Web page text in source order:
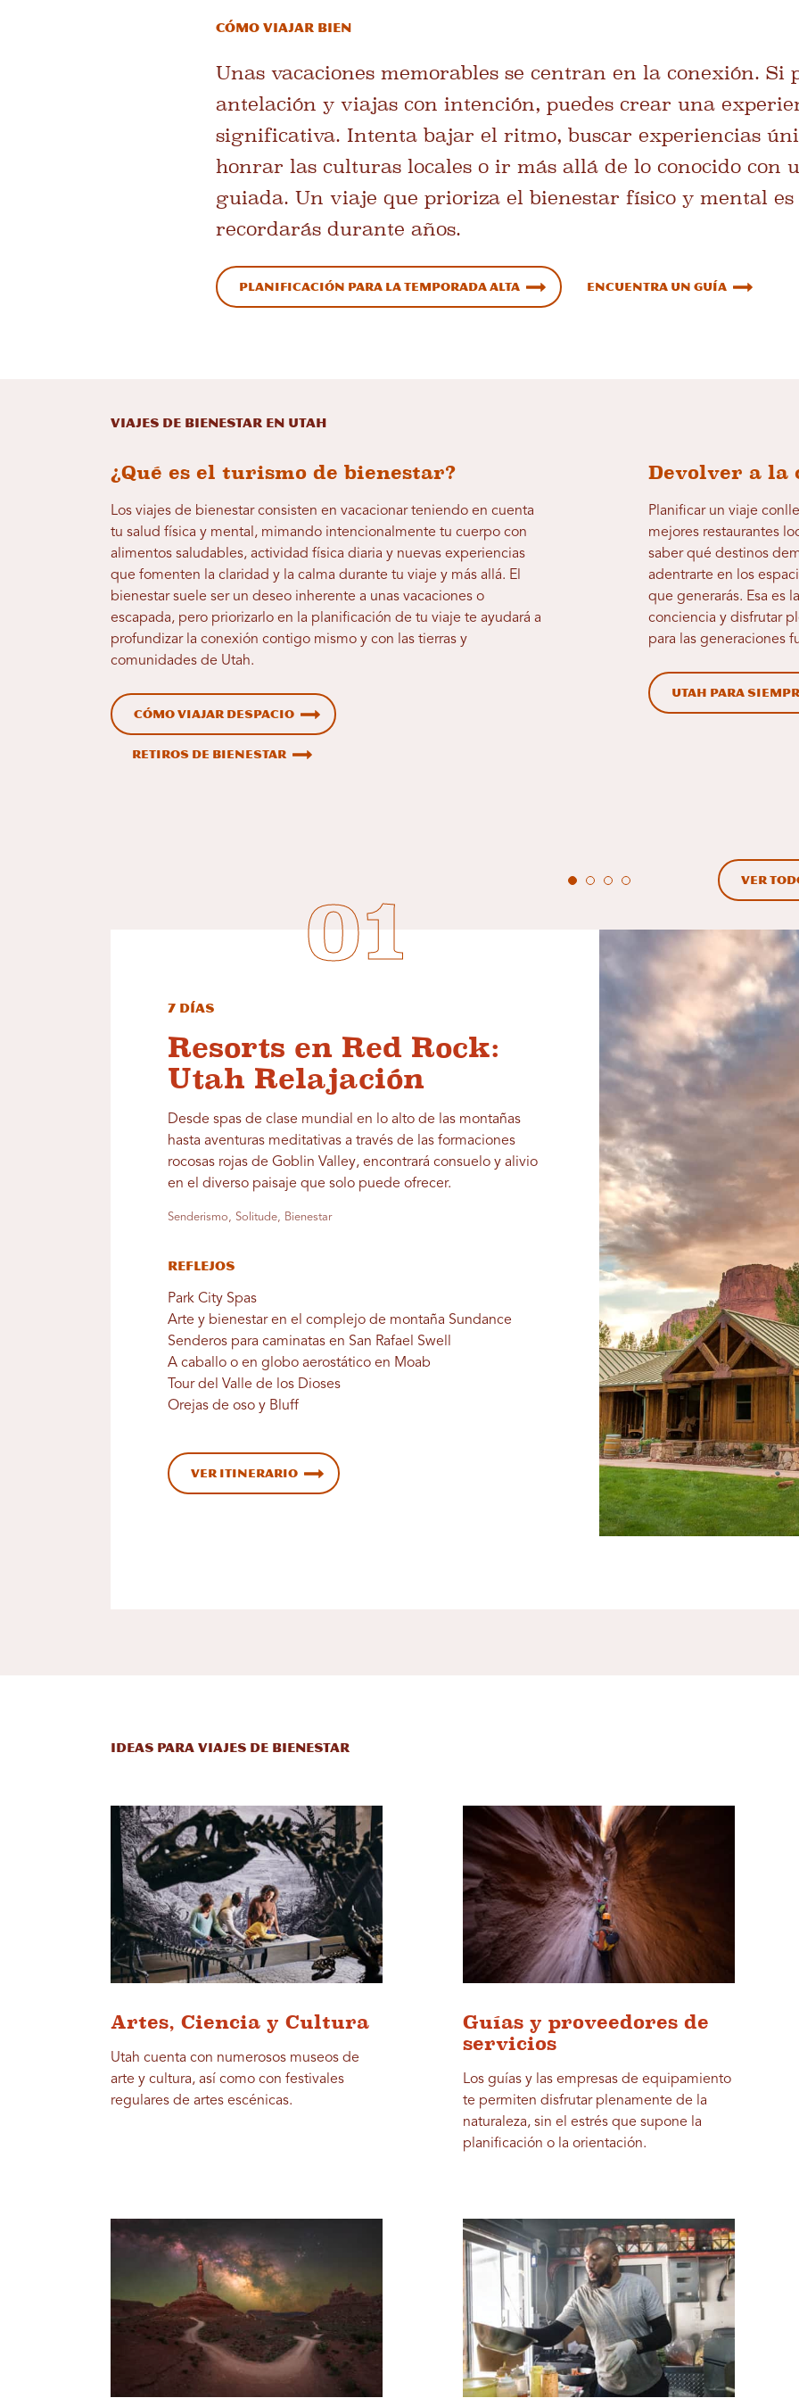
Cómo viajar bien
Unas vacaciones memorables se centran en la conexión. Si
antelación y viajas con intención, puedes crear una
significativa. Intenta bajar el ritmo, buscar experiencias
honrar las culturas locales o ir más allá de lo conocido con
guiada. Un viaje que prioriza el bienestar físico y mental es
recordarás durante años.
Planificación para la temporada alta Encuentra un guía
Viajes de bienestar en Utah
¿Qué es el turismo de bienestar?
Los viajes de bienestar consisten en vacacionar teniendo en cuenta
tu salud física y mental, mimando intencionalmente tu cuerpo con
alimentos saludables, actividad física diaria y nuevas experiencias
que fomenten la claridad y la calma durante tu viaje y más allá. El
bienestar suele ser un deseo inherente a unas vacaciones o
escapada, pero priorizarlo en la planificación de tu viaje te ayudará a
profundizar la conexión contigo mismo y con las tierras y
comunidades de Utah.
Cómo viajar despacio
Retiros de bienestar
Devolver a la
Planificar un viaje
mejores restaurantes
saber qué destinos
adentrarte en los
que generarás. Esa es
conciencia y disfrutar
para las generaciones
Utah Para
Ver
7 días
Resorts en Red Rock:
Utah Relajación
Desde spas de clase mundial en lo alto de las montañas
hasta aventuras meditativas a través de las formaciones
rocosas rojas de Goblin Valley, encontrará consuelo y alivio
en el diverso paisaje que solo puede ofrecer.
Senderismo, Solitude, Bienestar
Reflejos
Park City Spas
Arte y bienestar en el complejo de montaña Sundance
Senderos para caminatas en San Rafael Swell
A caballo o en globo aerostático en Moab
Tour del Valle de los Dioses
Orejas de oso y Bluff
Ver itinerario
Ideas para viajes de bienestar
Artes, Ciencia y Cultura
Utah cuenta con numerosos museos de
arte y cultura, así como con festivales
regulares de artes escénicas.
Guías y proveedores de
servicios
Los guías y las empresas de equipamiento
te permiten disfrutar plenamente de la
naturaleza, sin el estrés que supone la
planificación o la orientación.